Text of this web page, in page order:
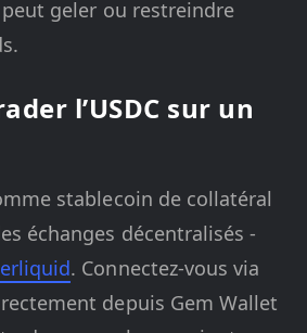
geler ou restreindre
l’USDC sur un
stablecoin de collatéral
échanges décentralisés -
. Connectez-vous via
depuis Gem Wallet